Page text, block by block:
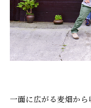
一面に広がる麦畑か